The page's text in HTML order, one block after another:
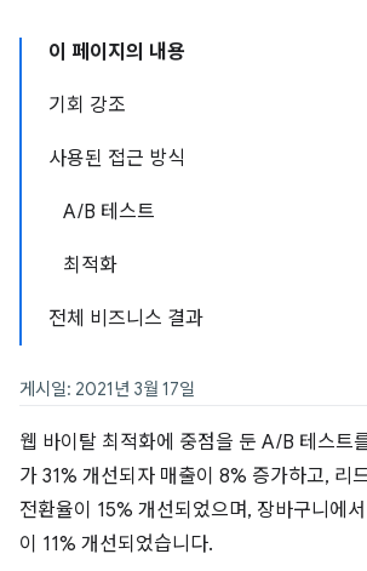
이 페이지의 내용
기회 강조
사용된 접근 방식
A/B 테스트
최적화
전체 비즈니스 결과
게시일: 2021년 3월 17일
웹 바이탈 최적화에 중점을 둔 A/B 테스트
가 31% 개선되자 매출이 8% 증가하고, 리
전환율이 15% 개선되었으며, 장바구니에
이 11% 개선되었습니다.